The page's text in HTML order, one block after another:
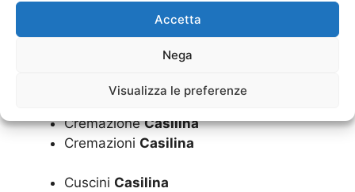
Accetta
Nega
Visualizza le preferenze
Costo CremazioneCasilina
Costo Funerale Cremazione
Costo Funerale Inumazione
Costo Funerale
Casilina
CremazioneCasilina
Cremazioni Casilina
Cuscini Casilina